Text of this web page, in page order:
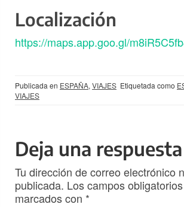
Localización
https://maps.app.goo.gl/
Publicada en ESPAÑA, VIAJES Etiquetada como
VIAJES
Deja una respuesta
Tu dirección de correo electrónico
publicada. Los campos
marcados con *